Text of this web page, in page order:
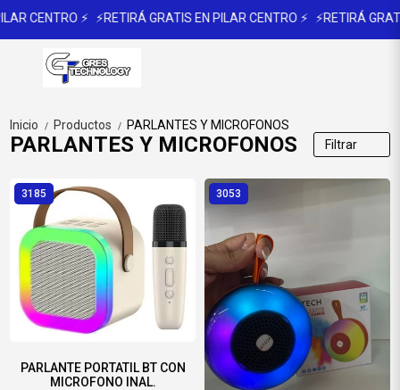
CENTRO ⚡ ⚡RETIRÁ GRATIS EN PILAR CENTRO ⚡ ⚡RETIRÁ
Inicio / Productos / PARLANTES Y MICROFONOS
PARLANTES Y MICROFONOS Filtrar
3185
PARLANTE PORTATIL BT CON
MICROFONO INAL.
3053